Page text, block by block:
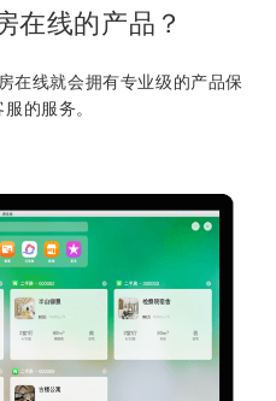
在线的产品？
在线就会拥有专业级的产品保
的服务。